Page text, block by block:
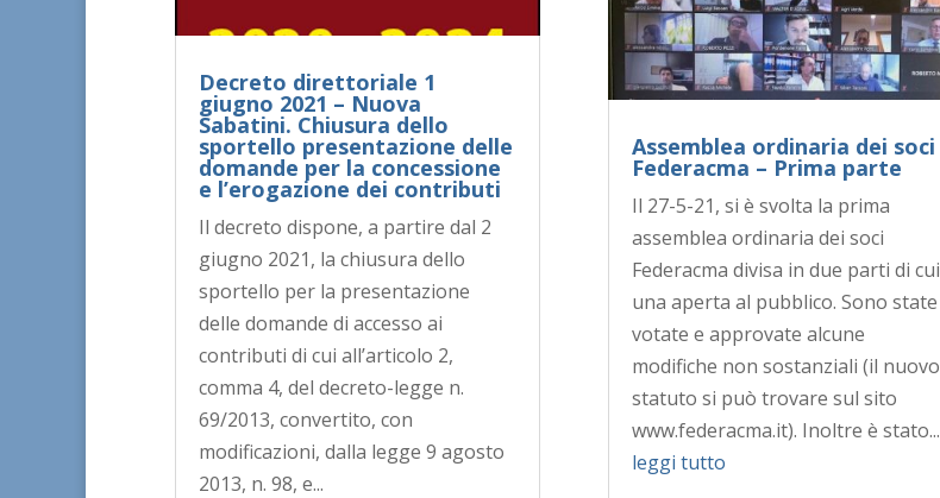
Decreto direttoriale 1
giugno 2021 – Nuova
Sabatini. Chiusura dello
sportello presentazione delle
domande per la concessione
e l’erogazione dei contributi
Il decreto dispone, a partire dal 2
giugno 2021, la chiusura dello
sportello per la presentazione
delle domande di accesso ai
contributi di cui all’articolo 2,
comma 4, del decreto-legge n.
69/2013, convertito, con
modificazioni, dalla legge 9 agosto
2013, n. 98, e...
Assemblea ordinaria dei soci
Federacma – Prima parte
Il 27-5-21, si è svolta la prima
assemblea ordinaria dei soci
Federacma divisa in due parti di cui
una aperta al pubblico. Sono state
votate e approvate alcune
modifiche non sostanziali (il nuovo
statuto si può trovare sul sito
www.federacma.it). Inoltre è stato...
leggi tutto